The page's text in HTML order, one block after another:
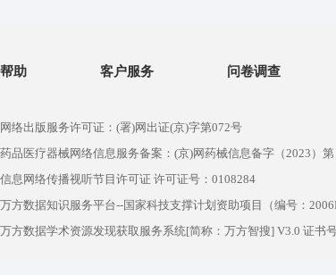
帮助 客户服务 问卷调查
网络出版服务许可证：(署)网出证(京)字第072号
药品医疗器械网络信息服务备案：(京)网药械信息备字（2023）第
信息网络传播视听节目许可证 许可证号：0108284
万方数据知识服务平台--国家科技支撑计划资助项目（编号：
万方数据学术资源发现获取服务系统[简称：万方智搜] V3.0 证书